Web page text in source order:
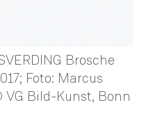
Brosche
Foto: Marcus
VG Bild-Kunst, Bonn